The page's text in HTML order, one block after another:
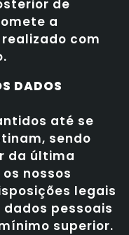
de
a
com
DADOS
até se
sendo
da última
nossos
legais
pessoais
superior.